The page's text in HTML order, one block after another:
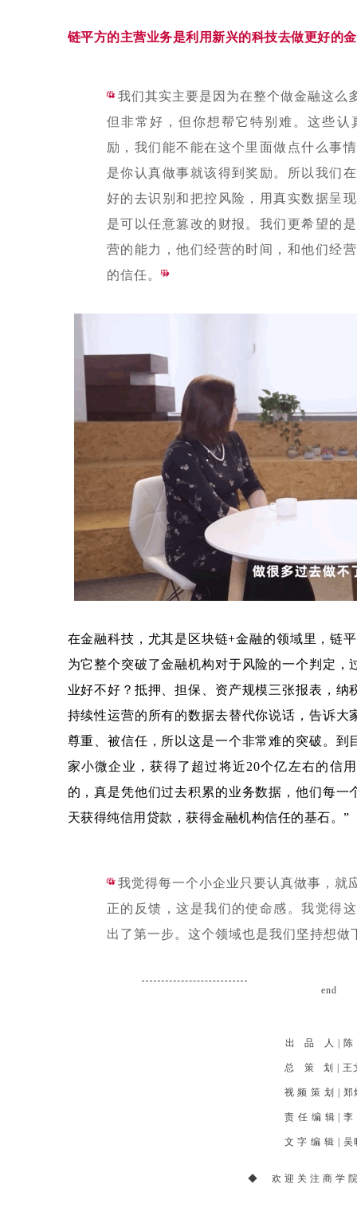
链平方的主营业务是利用新兴的科技去做更好的
“我们其实主要是因为在整个做金融这么
但非常好，但你想帮它特别难。这些
励，我们能不能在这个里面做点什么事
是你认真做事就该得到奖励。所以我们
好的去识别和把控风险，用真实数据呈
是可以任意篡改的财报。我们更希望的
营的能力，他们经营的时间，和他们经
的信任。”
在金融科技，尤其是区块链+金融的领域里，链
为它整个突破了金融机构对于风险的一个判定
业好不好？抵押、担保、资产规模三张报表，
持续性运营的所有的数据去替代你说话，告诉
尊重、被信任，所以这是一个非常难的突破。
家小微企业，获得了超过将近20个亿左右的信
的，真是凭他们过去积累的业务数据，他们每
天获得纯信用贷款，获得金融机构信任的基石。”
“我觉得每一个小企业只要认真做事，就
正的反馈，这是我们的使命感。我觉得
出了第一步。这个领域也是我们坚持想做
end
出 品 人 |
总 策 划 | 王
视 频 策 划 |
责 任 编 辑 |
文 字 编 辑 | 吴
◆ 欢迎关注商学